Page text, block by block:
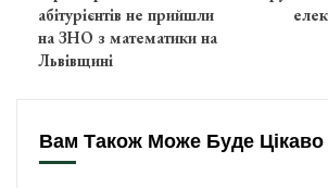
абітурієнтів не прийшли
на ЗНО з математики на
Львівщині
Вам Також Може Буде Цікаво